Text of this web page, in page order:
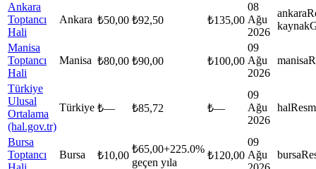
Ankara
Toptancı
Hali
Ankara ₺50,00 ₺92,50 ₺135,00
08
Ağu
2026
ankara
kaynak
Manisa
Toptancı
Hali
Manisa ₺80,00 ₺90,00 ₺100,00
09
Ağu
2026
manisa
Türkiye
Ulusal
Ortalama
(hal.gov.tr)
Türkiye ₺— ₺85,72 ₺—
09
Ağu
2026
hal
Bursa
Toptancı
Bursa ₺10,00
₺65,00+225.0%
geçen yıla
₺120,00
09
Ağu
bursa